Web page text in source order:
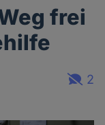
frei
2